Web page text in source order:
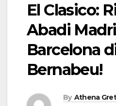
El Clasico:
Abadi
Barcelona
Bernabeu!
By Athena